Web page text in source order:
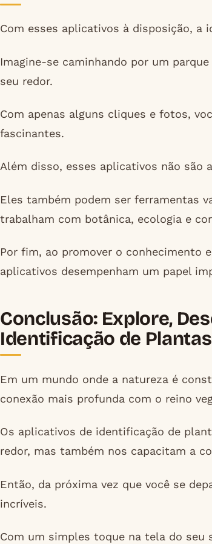
Com esses aplicativos à disposição, a
Imagine-se caminhando por um
seu redor.
Com apenas alguns cliques e fotos,
fascinantes.
Além disso, esses aplicativos não são
Eles também podem ser ferramentas
trabalham com botânica, ecologia e
Por fim, ao promover o conhecimento
aplicativos desempenham um papel
Conclusão: Explore,
Identificação de Plantas
Em um mundo onde a natureza é
conexão mais profunda com o reino
Os aplicativos de identificação de
redor, mas também nos capacitam a
Então, da próxima vez que você se
incríveis.
Com um simples toque na tela do seu